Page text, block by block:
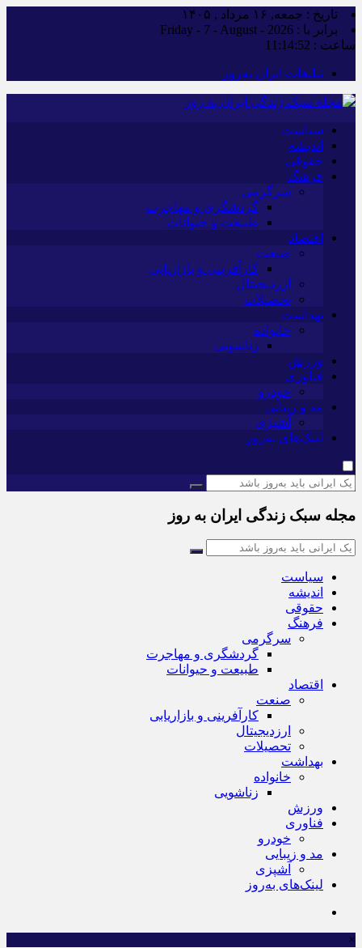
تاریخ : جمعه, ۱۶ مرداد , ۱۴۰۵
برابر با : Friday - 7 - August - 2026
ساعت : 11:14:54
تبلیغات ایران به‌روز
سیاست
اندیشه
حقوقی
فرهنگ
سرگرمی
گردشگری و مهاجرت
طبیعت و حیوانات
اقتصاد
صنعت
کارآفرینی و بازاریابی
ارزدیجیتال
تحصیلات
بهداشت
خانواده
زناشویی
ورزش
فناوری
خودرو
مد و زیبایی
آشپزی
لینک‌های به‌روز
مجله سبک زندگی ایران به روز
سیاست
اندیشه
حقوقی
فرهنگ
سرگرمی
گردشگری و مهاجرت
طبیعت و حیوانات
اقتصاد
صنعت
کارآفرینی و بازاریابی
ارزدیجیتال
تحصیلات
بهداشت
خانواده
زناشویی
ورزش
فناوری
خودرو
مد و زیبایی
آشپزی
لینک‌های به‌روز
×